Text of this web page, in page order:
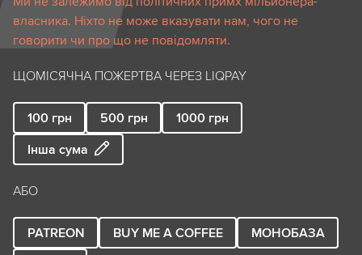
власника. Ніхто не може вказувати нам, чого не
говорити чи про що не повідомляти.
ЩОМІСЯЧНА ПОЖЕРТВА ЧЕРЕЗ LIQPAY
100 грн 500 грн 1000 грн
Інша сума
АБО
PATREON BUY ME A COFFEE
МОНОБАЗА